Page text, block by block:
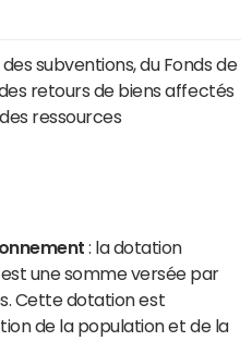
subventions, du Fonds de
retours de biens affectés
ressources
: la dotation
une somme versée par
Cette dotation est
de la population et de la